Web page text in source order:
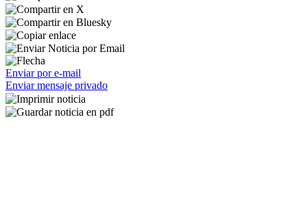
Enviar por e-mail
Enviar mensaje privado